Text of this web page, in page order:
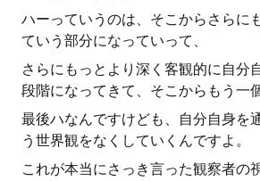
ハーっていうのは、そこからさらに
ていう部分になっていって、
さらにもっとより深く客観的に自分
段階になってきて、そこからもう一
最後ハなんですけども、自分自身を
う世界観をなくしていくんですよ。
これが本当にさっき言った観察者の